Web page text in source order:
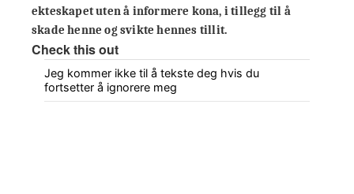
ekteskapet uten å informere kona, i tillegg til å
skade henne og svikte hennes tillit.
Check this out
Jeg kommer ikke til å tekste deg hvis du
fortsetter å ignorere meg